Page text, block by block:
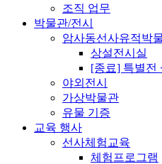
조직 업무
박물관/전시
암사동선사유적박
상설전시실
[종료] 특별전
야외전시
가상박물관
유물 기증
교육 행사
선사체험교육
체험프로그램